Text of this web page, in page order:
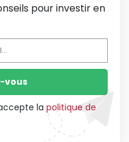
pour investir en
la politique de